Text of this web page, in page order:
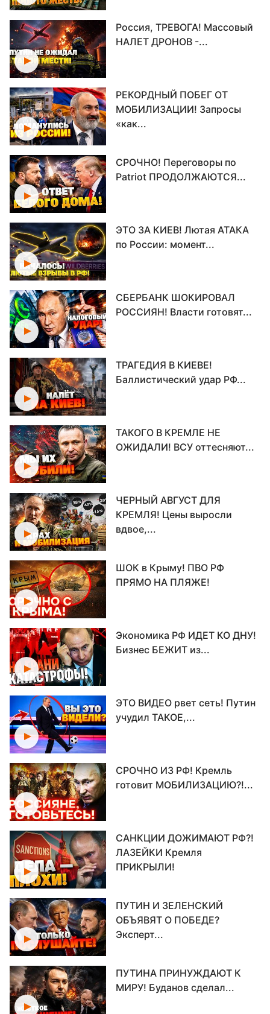
Россия, ТРЕВОГА! Массовый
НАЛЕТ ДРОНОВ -...
РЕКОРДНЫЙ ПОБЕГ ОТ
МОБИЛИЗАЦИИ! Запросы
«как...
СРОЧНО! Переговоры по
Patriot ПРОДОЛЖАЮТСЯ...
ЭТО ЗА КИЕВ! Лютая АТАКА
по России: момент...
СБЕРБАНК ШОКИРОВАЛ
РОССИЯН! Власти готовят...
ТРАГЕДИЯ В КИЕВЕ!
Баллистический удар РФ...
ТАКОГО В КРЕМЛЕ НЕ
ОЖИДАЛИ! ВСУ оттесняют...
ЧЕРНЫЙ АВГУСТ ДЛЯ
КРЕМЛЯ! Цены выросли
вдвое,...
ШОК в Крыму! ПВО РФ
ПРЯМО НА ПЛЯЖЕ!
Экономика РФ ИДЕТ КО ДНУ!
Бизнес БЕЖИТ из...
ЭТО ВИДЕО рвет сеть! Путин
учудил ТАКОЕ,...
СРОЧНО ИЗ РФ! Кремль
готовит МОБИЛИЗАЦИЮ?!...
САНКЦИИ ДОЖИМАЮТ РФ?!
ЛАЗЕЙКИ Кремля
ПРИКРЫЛИ!
ПУТИН И ЗЕЛЕНСКИЙ
ОБЪЯВЯТ О ПОБЕДЕ?
Эксперт...
ПУТИНА ПРИНУЖДАЮТ К
МИРУ! Буданов сделал...